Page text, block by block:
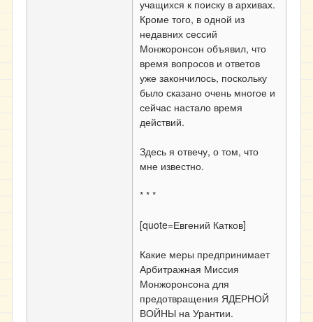
учащихся к поиску в архивах.
Кроме того, в одной из
недавних сессий
Монжоронсон объявил, что
время вопросов и ответов
уже закончилось, поскольку
было сказано очень многое и
сейчас настало время
действий.
Здесь я отвечу, о том, что
мне известно.
* * *
[quote=Евгений Катков]
Какие меры предпринимает
Арбитражная Миссия
Монжоронсона для
предотвращения ЯДЕРНОЙ
ВОЙНЫ на Урантии.